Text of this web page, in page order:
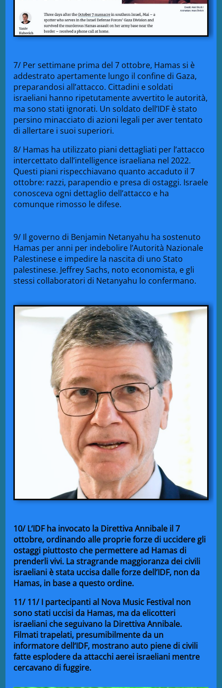
7/ Per settimane prima del 7 ottobre, Hamas si è
addestrato apertamente lungo il confine di Gaza,
preparandosi all’attacco. Cittadini e soldati
israeliani hanno ripetutamente avvertito le autorità,
ma sono stati ignorati. Un soldato dell’IDF è stato
persino minacciato di azioni legali per aver tentato
di allertare i suoi superiori.
8/ Hamas ha utilizzato piani dettagliati per l’attacco
intercettato dall’intelligence israeliana nel 2022.
Questi piani rispecchiavano quanto accaduto il 7
ottobre: ​​razzi, parapendio e presa di ostaggi. Israele
conosceva ogni dettaglio dell’attacco e ha
comunque rimosso le difese.
9/ Il governo di Benjamin Netanyahu ha sostenuto
Hamas per anni per indebolire l’Autorità Nazionale
Palestinese e impedire la nascita di uno Stato
palestinese. Jeffrey Sachs, noto economista, e gli
stessi collaboratori di Netanyahu lo confermano.
10/ L‘IDFha invocato la Direttiva Annibale il7
ottobre, ordinando alle proprieforze di uccidere gli
ostaggi piuttosto che permetteread Hamas di
prenderli vivi. La stragrande maggioranza dei civili
israeliani èstata uccisa dalleforze dell’IDF, non da
Hamas, in basea questo ordine.
11/11/ I partecipantial Nova Music Festival non
sono stati uccisi da Hamas, ma da elicotteri
israeliani cheseguivano la Direttiva Annibale.
Filmatitrapelati, presumibilmente da un
informatore dell‘IDF, mostranoauto piene di civili
fatte esplodere da attacchiaerei israeliani mentre
cercavano di fuggire.